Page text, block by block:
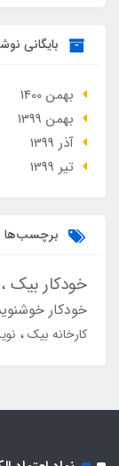
بایگانی
بهمن 1400
بهمن 1399
آذر 1399
تير 1399
برچسب‌ها
خودکار بیک
خودکار
کارخانه بیک